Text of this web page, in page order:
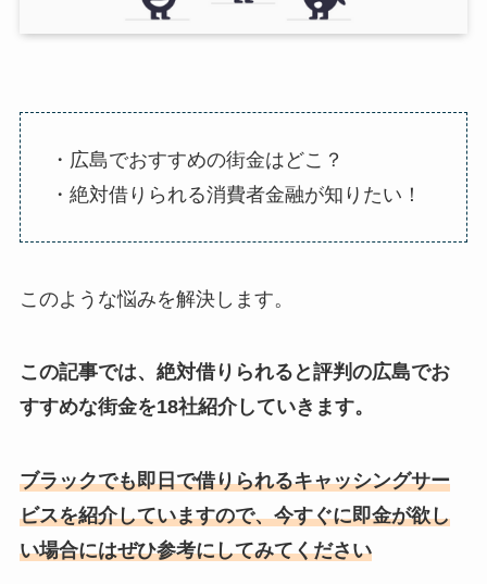
・広島でおすすめの街金はどこ？
・絶対借りられる消費者金融が知りたい！
このような悩みを解決します。
この記事では、絶対借りられると評判の広島でお
すすめな街金を18社紹介していきます。
ブラックでも即日で借りられるキャッシングサー
ビスを紹介していますので、今すぐに即金が欲し
い場合にはぜひ参考にしてみてください